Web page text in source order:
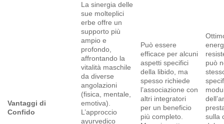
Vantaggi di
Confido
La sinergia delle
sue molteplici
erbe offre un
supporto più
ampio e
profondo,
affrontando la
vitalità maschile
da diverse
angolazioni
(fisica, mentale,
emotiva).
L’approccio
ayurvedico
Può essere
efficace per alcuni
aspetti specifici
della libido, ma
spesso richiede
l’associazione con
altri integratori
per un beneficio
più completo.
può
sulla